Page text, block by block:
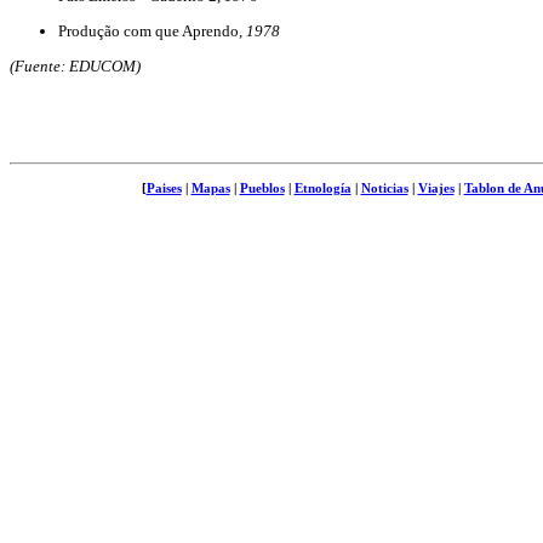
Produção com que Aprendo, 1978
(Fuente: EDUCOM)
[Paises| Mapas| Pueblos| Etnología | Noticias| Viajes| Tablon de